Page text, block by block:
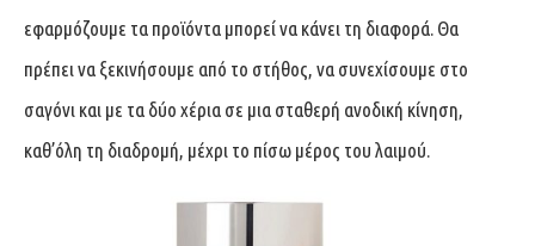
εφαρμόζουμε τα προϊόντα μπορεί να κάνει τη διαφορά. Θα
πρέπει να ξεκινήσουμε από το στήθος, να συνεχίσουμε στο
σαγόνι και με τα δύο χέρια σε μια σταθερή ανοδική κίνηση,
καθ’όλη τη διαδρομή, μέχρι το πίσω μέρος του λαιμού.